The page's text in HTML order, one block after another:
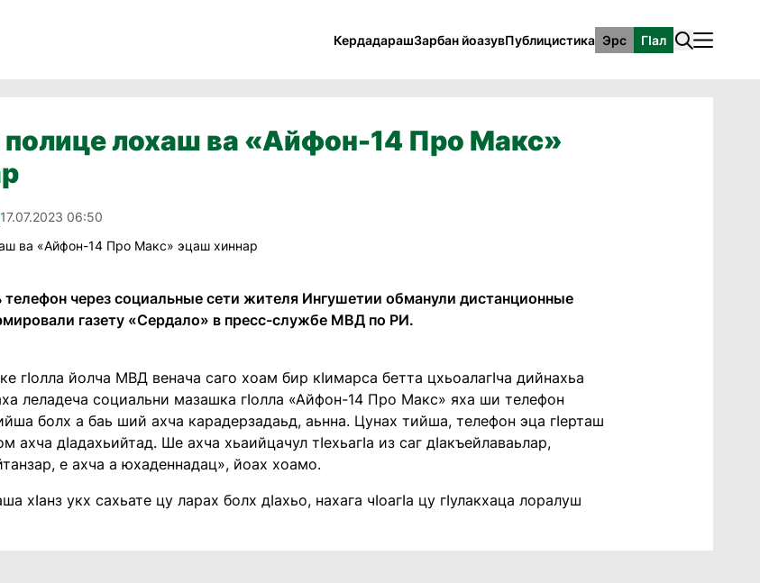
КердадарашЗарбан йоазувПублицистика Эрс ГӀал
полице лохаш ва «Айфон-14 Про Макс»
17.07.2023 06:50
через социальные сети жителя Ингушетии обманули дистанционные
газету «Сердало» в пресс-службе МВД по РИ.
гӀолла йолча МВД венача саго хоам бир кӀимарса бетта цхьоалагӀча дийнахьа
леладеча социальни мазашка гӀолла «Айфон-14 Про Макс» яха ши телефон
болх а баь ший ахча карадерзадаьд, аьнна. Цунах тийша, телефон эца гӀерташ
ахча дӀадахьийтад. Ше ахча хьаийцачул тӀехьагӀа из саг дӀакъейлаваьлар,
е ахча а юхаденнадац», йоах хоамо.
хӀанз укх сахьате цу ларах болх дӀахьо, нахага чӀоагӀа цу гӀулакхаца лоралуш